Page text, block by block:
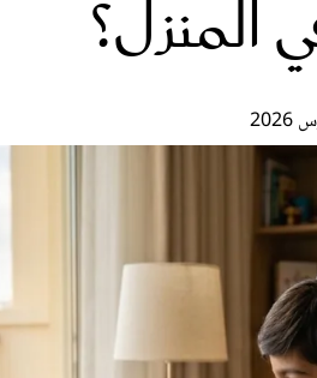
مقالات الرأي
ستايل